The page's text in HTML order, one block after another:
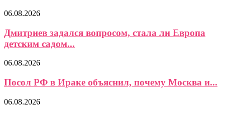
06.08.2026
Дмитриев задался вопросом, стала ли Европа
детским садом...
06.08.2026
Посол РФ в Ираке объяснил, почему Москва и...
06.08.2026